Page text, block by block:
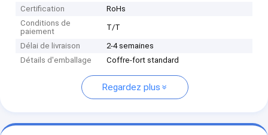
Certification
RoHs
Conditions de
paiement
T/T
Délai de livraison
2-4 semaines
Détails d'emballage
Coffre-fort standard
Regardez plus